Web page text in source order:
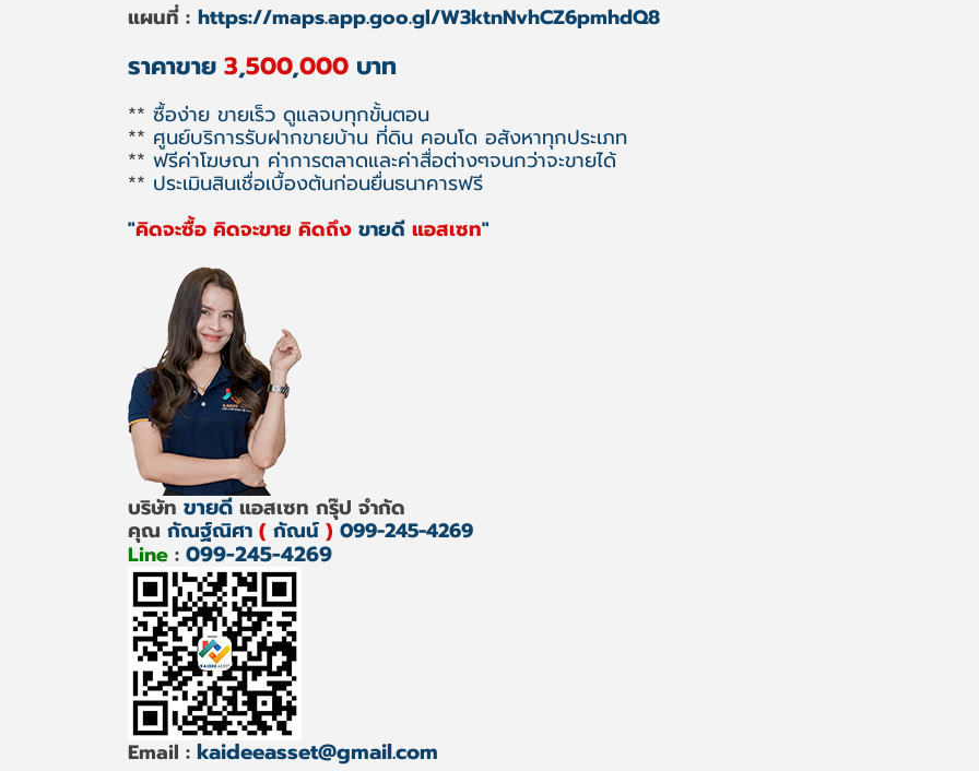
แผนที่ : https://maps.app.goo.gl/W3ktnNvhCZ6pmhdQ8
ราคาขาย 3,500,000 บาท
** ซื้อง่าย ขายเร็ว ดูแลจบทุกขั้นตอน
** ศูนย์บริการรับฝากขายบ้าน ที่ดิน คอนโด อสังหาทุกประเภท
** ฟรีค่าโฆษณา ค่าการตลาดและค่าสื่อต่างๆจนกว่าจะขายได้
** ประเมินสินเชื่อเบื้องต้นก่อนยื่นธนาคารฟรี
"คิดจะซื้อ คิดจะขาย คิดถึง ขายดี แอสเซท"
บริษัท ขายดี แอสเซท กรุ๊ป จำกัด
คุณ กัณฐ์ณิศา ( กัณน์ ) 099-245-4269
Line : 099-245-4269
Email : kaideeasset@gmail.com